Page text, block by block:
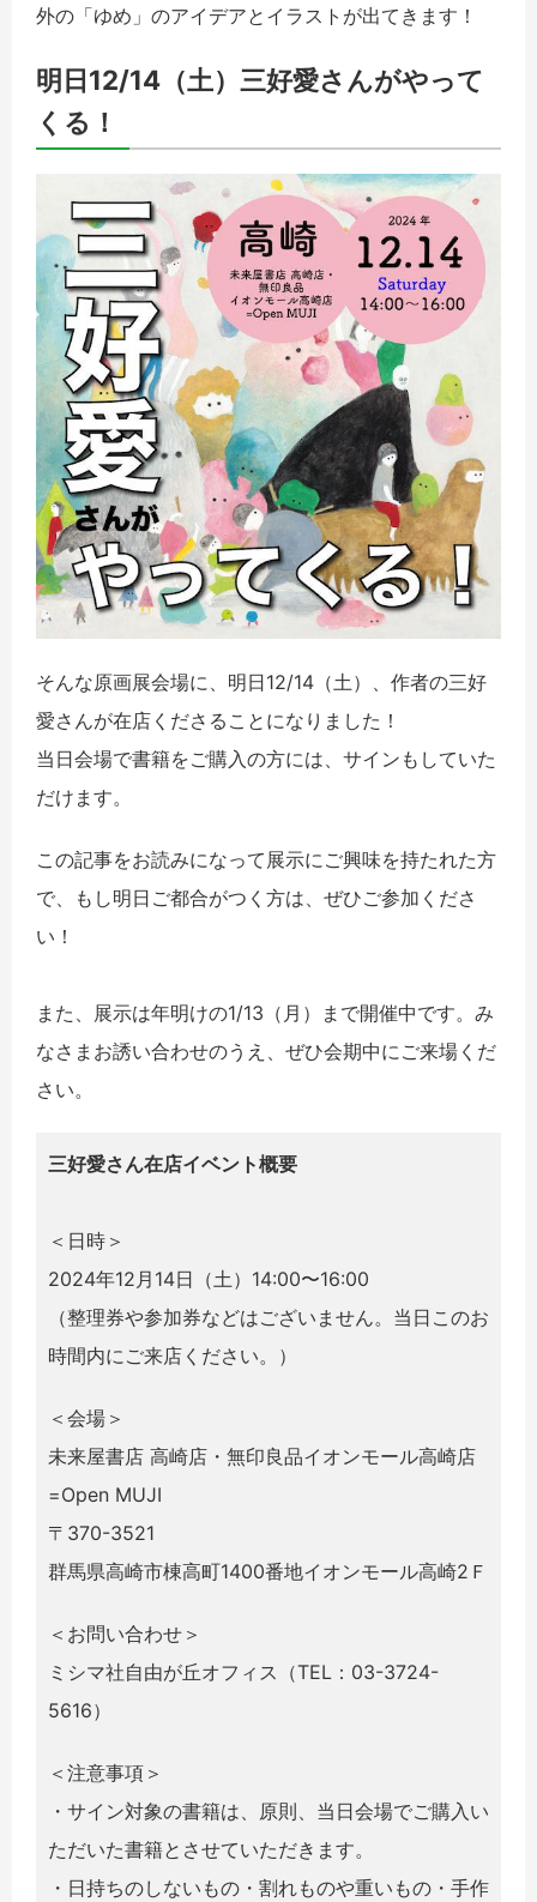
外の「ゆめ」のアイデアとイラストが出てきます！
明日12/14（土）三好愛さんがやって
くる！
そんな原画展会場に、明日12/14（土）、作者の三好
愛さんが在店くださることになりました！
当日会場で書籍をご購入の方には、サインもしていた
だけます。
この記事をお読みになって展示にご興味を持たれた方
で、もし明日ご都合がつく方は、ぜひご参加くださ
い！
また、展示は年明けの1/13（月）まで開催中です。み
なさまお誘い合わせのうえ、ぜひ会期中にご来場くだ
さい。
三好愛さん在店イベント概要
＜日時＞
2024年12月14日（土）14:00〜16:00
（整理券や参加券などはございません。当日このお
時間内にご来店ください。）
＜会場＞
未来屋書店 ⾼崎店・無印良品イオンモール高崎店
=Open MUJI
〒370-3521
群馬県高崎市棟高町1400番地イオンモール高崎2Ｆ
＜お問い合わせ＞
ミシマ社自由が丘オフィス（TEL：03-3724-
5616）
＜注意事項＞
・サイン対象の書籍は、原則、当日会場でご購入い
ただいた書籍とさせていただきます。
・日持ちのしないもの・割れものや重いもの・手作